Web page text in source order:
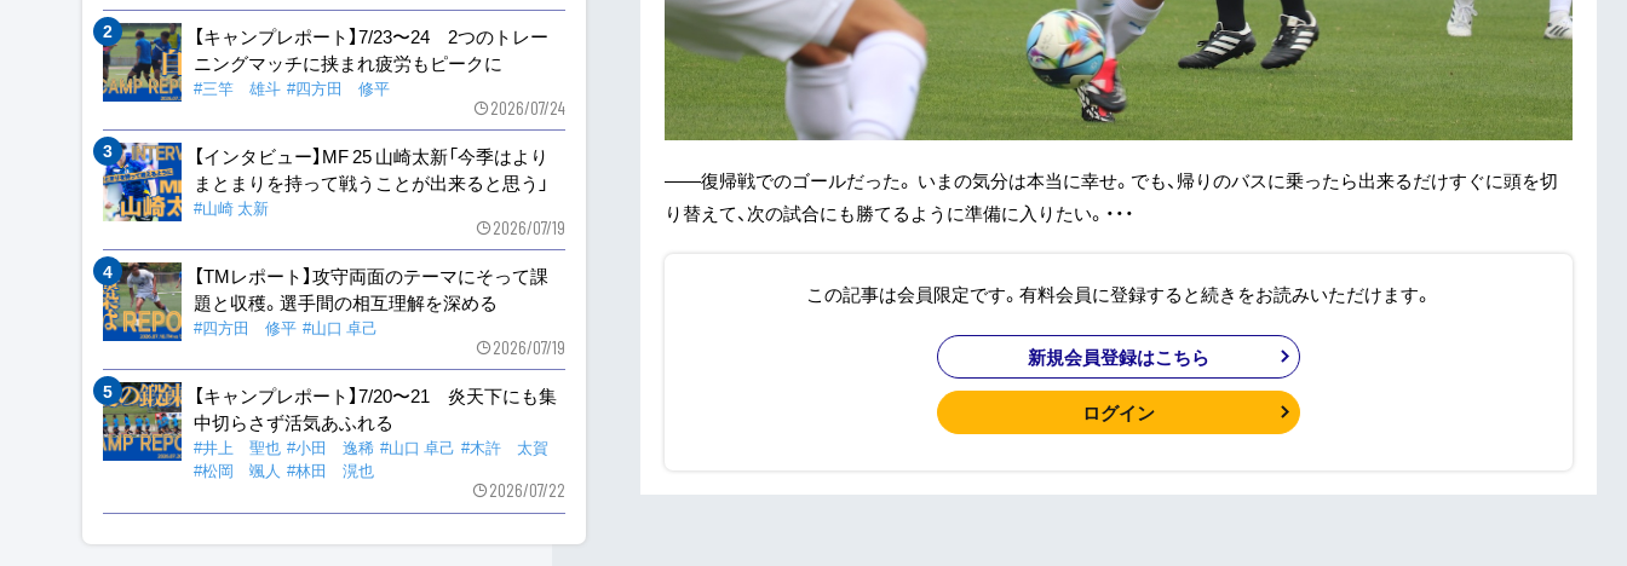
——復帰戦でのゴールだった。 いまの気分は本当に幸せ。でも、帰りのバスに乗ったら出来るだけすぐに頭を切
り替えて、次の試合にも勝てるように準備に入りたい。・・・
この記事は会員限定です。有料会員に登録すると続きをお読みいただけます。
新規会員登録はこちら
ログイン
【キャンプレポート】7/23〜24 2つのトレー
ニングマッチに挟まれ疲労もピークに
#三竿 雄斗 #四方田 修平
2026/07/24
【インタビュー】MF 25 山崎太新「今季はより
まとまりを持って戦うことが出来ると思う」
#山崎 太新
2026/07/19
【TMレポート】攻守両面のテーマにそって課
題と収穫。選手間の相互理解を深める
#四方田 修平 #山口 卓己
2026/07/19
【キャンプレポート】7/20〜21 炎天下にも集
中切らさず活気あふれる
#井上 聖也 #小田 逸稀 #山口 卓己 #木許 太賀
#松岡 颯人 #林田 滉也
2026/07/22